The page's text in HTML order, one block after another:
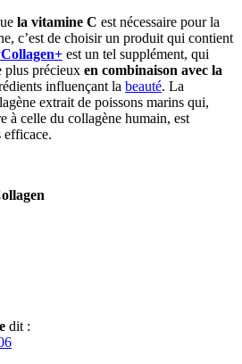
la vitamine C est nécessaire pour la
c’est de choisir un produit qui contient
est un tel supplément, qui
plus précieux en combinaison avec la
influençant la beauté. La
extrait de poissons marins qui,
à celle du collagène humain, est
efficace.
dit :